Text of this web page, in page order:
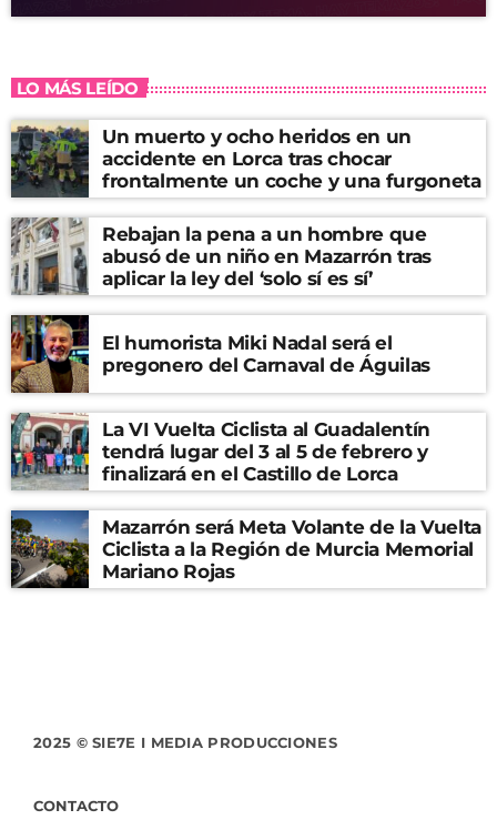
LO MÁS LEÍDO
Un muerto y ocho heridos en un
accidente en Lorca tras chocar
frontalmente un coche y una furgoneta
Rebajan la pena a un hombre que
abusó de un niño en Mazarrón tras
aplicar la ley del ‘solo sí es sí’
El humorista Miki Nadal será el
pregonero del Carnaval de Águilas
La VI Vuelta Ciclista al Guadalentín
tendrá lugar del 3 al 5 de febrero y
finalizará en el Castillo de Lorca
Mazarrón será Meta Volante de la Vuelta
Ciclista a la Región de Murcia Memorial
Mariano Rojas
2025 © SIE7E I MEDIA PRODUCCIONES
CONTACTO